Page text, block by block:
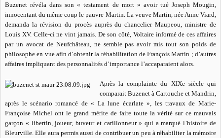
Buzenet révéla dans son « testament de mort » avoir tué Joseph Mougin,
innocentant du même coup le pauvre Martin. La veuve Martin, née Anne Viard,
demanda la révision du procès auprès du chancelier Maupeou, ministre de
Louis XV. Celle-ci ne vint jamais. De son côté, Voltaire informé de ces affaires
par un avocat de Neufchâteau, ne semble pas avoir mis tout son poids de
philosophe en vue afin d’obtenir la réhabilitation de François Martin ; d’autres
affaires impliquant des personnalités d’importance l’accaparaient alors.
Après la complainte du XIXe siècle qui
comparait Buzenet à Cartouche et Mandrin,
après le scénario romancé de « La lune écarlate », les travaux de Marie-
Françoise Michel ont le grand mérite de faire toute la vérité sur ce mauvais
garçon « libertin, joueur, buveur et carillonneur » qui a marqué l’histoire de
Bleurville. Elle aura permis aussi de contribuer un peu à réhabiliter la mémoire